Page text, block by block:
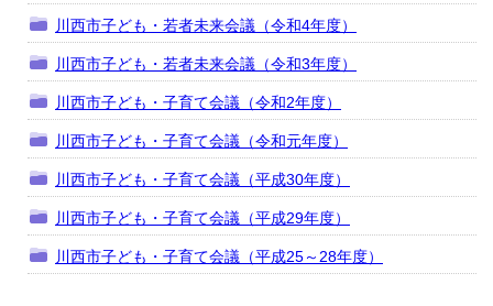
川西市子ども・若者未来会議（令和4年度）
川西市子ども・若者未来会議（令和3年度）
川西市子ども・子育て会議（令和2年度）
川西市子ども・子育て会議（令和元年度）
川西市子ども・子育て会議（平成30年度）
川西市子ども・子育て会議（平成29年度）
川西市子ども・子育て会議（平成25～28年度）